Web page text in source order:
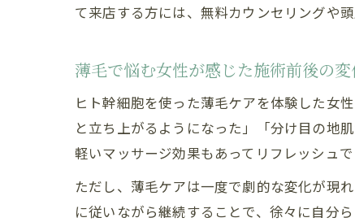
て来店する方には、無料カウンセリングや
薄毛で悩む女性が感じた施術前後の変
ヒト幹細胞を使った薄毛ケアを体験した女
と立ち上がるようになった」「分け目の地
軽いマッサージ効果もあってリフレッシュ
ただし、薄毛ケアは一度で劇的な変化が現
に従いながら継続することで、徐々に自分